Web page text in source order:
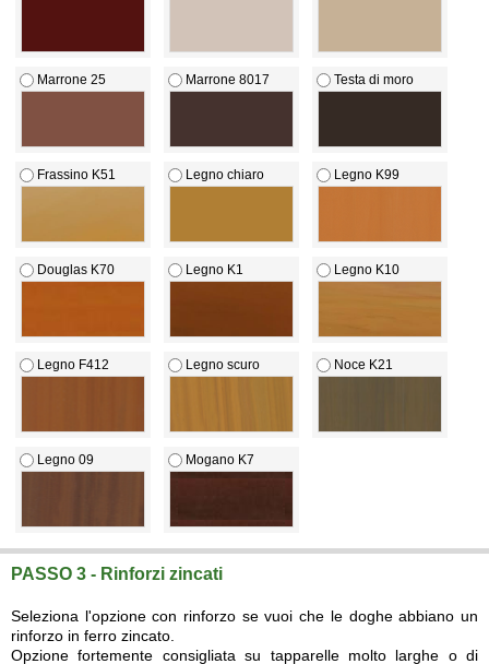
Marrone 25 Marrone 8017 Testa di moro
Frassino K51 Legno chiaro Legno K99
Douglas K70 Legno K1 Legno K10
Legno F412 Legno scuro Noce K21
Legno 09 Mogano K7
PASSO 3 - Rinforzi zincati
Seleziona l'opzione con rinforzo se vuoi che le doghe abbiano un
rinforzo in ferro zincato.
Opzione fortemente consigliata su tapparelle molto larghe o di